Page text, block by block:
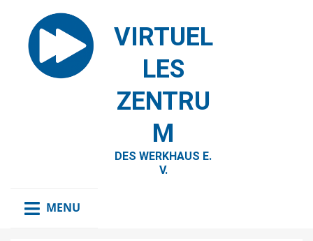
VIRTUEL
LES
ZENTRU
M
DES WERKHAUS E.
V.
MENU